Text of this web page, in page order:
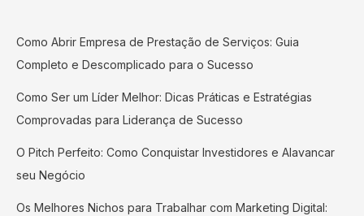
Como Abrir Empresa de Prestação de Serviços: Guia
Completo e Descomplicado para o Sucesso
Como Ser um Líder Melhor: Dicas Práticas e Estratégias
Comprovadas para Liderança de Sucesso
O Pitch Perfeito: Como Conquistar Investidores e Alavancar
seu Negócio
Os Melhores Nichos para Trabalhar com Marketing Digital: